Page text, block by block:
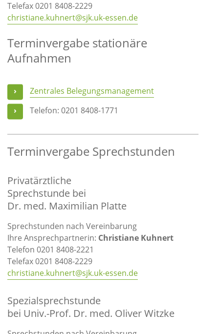
Telefax 0201 8408-2229
christiane.kuhnert@sjk.uk-essen.de
Terminvergabe stationäre
Aufnahmen
Zentrales Belegungsmanagement
Telefon: 0201 8408-1771
Terminvergabe Sprechstunden
Privatärztliche
Sprechstunde bei
Dr. med. Maximilian Platte
Sprechstunden nach Vereinbarung
Ihre Ansprechpartnerin: Christiane Kuhnert
Telefon 0201 8408-2221
Telefax 0201 8408-2229
christiane.kuhnert@sjk.uk-essen.de
Spezialsprechstunde
bei Univ.-Prof. Dr. med. Oliver Witzke